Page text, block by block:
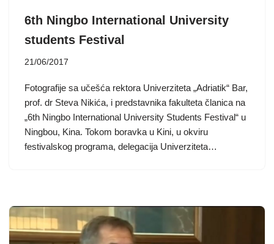
6th Ningbo International University
students Festival
21/06/2017
Fotografije sa učešća rektora Univerziteta „Adriatik“ Bar,
prof. dr Steva Nikića, i predstavnika fakulteta članica na
„6th Ningbo International University Students Festival“ u
Ningbou, Kina. Tokom boravka u Kini, u okviru
festivalskog programa, delegacija Univerziteta…